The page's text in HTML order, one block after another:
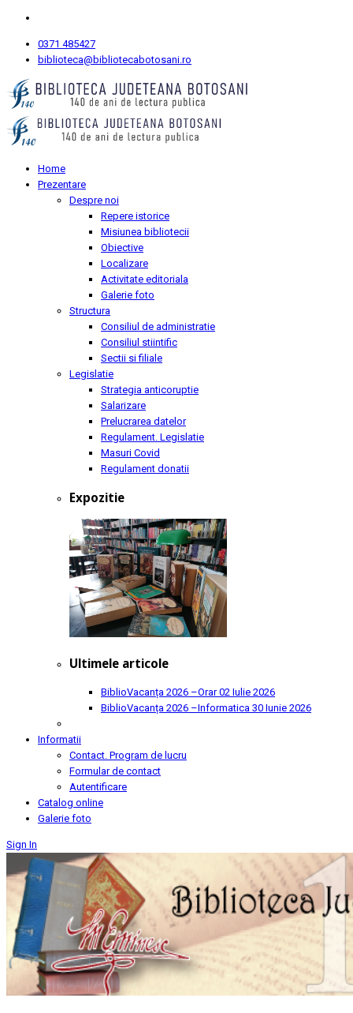
0371 485427
biblioteca@bibliotecabotosani.ro
Home
Prezentare
Despre noi
Repere istorice
Misiunea bibliotecii
Obiective
Localizare
Activitate editoriala
Galerie foto
Structura
Consiliul de administratie
Consiliul stiintific
Sectii si filiale
Legislatie
Strategia anticoruptie
Salarizare
Prelucrarea datelor
Regulament. Legislatie
Masuri Covid
Regulament donatii
Expozitie
Ultimele articole
BiblioVacanța 2026 –Orar02 Iulie 2026
BiblioVacanța 2026 –Informatica 30 Iunie 2026
Informatii
Contact. Program de lucru
Formular de contact
Autentificare
Catalog online
Galerie foto
Sign In